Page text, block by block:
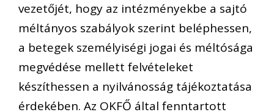
vezetőjét, hogy az intézményekbe a sajtó
méltányos szabályok szerint beléphessen,
a betegek személyiségi jogai és méltósága
megvédése mellett felvételeket
készíthessen a nyilvánosság tájékoztatása
érdekében. Az OKFŐ által fenntartott